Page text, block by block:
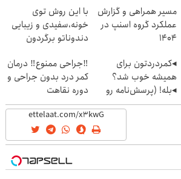
مسیر همراهی و گزارش
عملکرد گروه اسنپ در
۱۴۰۴
با این روش توی
خونه،سفیدی و زیبایی
دندوناتو برگردون
◂کمردردتون برای
همیشه خوب شد؟
◂بله! (پرسش‌نامه رو
حتما پر کن)
‼️جراحی ممنوع‼️ درمان
کمر درد بدون جراحی و
دوره نقاهت